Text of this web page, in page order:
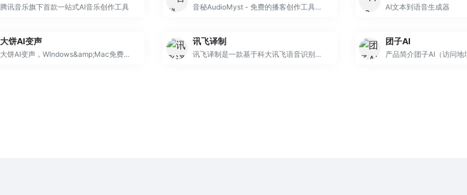
腾讯音乐旗下首款一站式AI音乐创作工具 音秘AudioMyst - 免费的播客创作工具，多格式文本转超拟人对话音频，自动创作脚本，支持音色克隆和背景音乐添加。 AI文本到语音生成器
大饼AI变声
大饼AI变声，WIndows&amp;Mac免费下载，有态度、有感情的AI变声器，IP音效、御姐萝莉，正太萌妹，千百种丰富音色免费试用，一键安装轻松上手，支持全平台游戏、直播、软件内使用
讯飞译制
讯飞译制是一款基于科大讯飞语音识别技术的AI视频字幕制作软件,提供视频加字幕,自动添加字幕,视频翻译,字幕时间码匹配等功能的自动生成字幕软件,支持生成SRT/ASS/XML等格式,支持导出成品。
团子AI
产品简介团子AI（访问地